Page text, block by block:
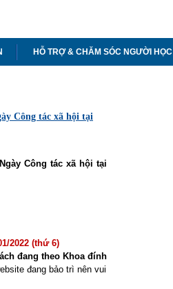
HỖ TRỢ & CHĂM SÓC NGƯỜI HỌC
Công tác xã hội tại
Công tác xã hội tại
2022 (thứ 6)
đang theo Khoa đính
đang bảo trì nên vui